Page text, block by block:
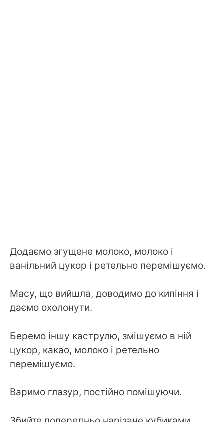
Додаємо згущене молоко, молоко і
ванільний цукор і ретельно перемішуємо.
Масу, що вийшла, доводимо до кипіння і
даємо охолонути.
Беремо іншу каструлю, змішуємо в ній
цукор, какао, молоко і ретельно
перемішуємо.
Варимо глазур, постійно помішуючи.